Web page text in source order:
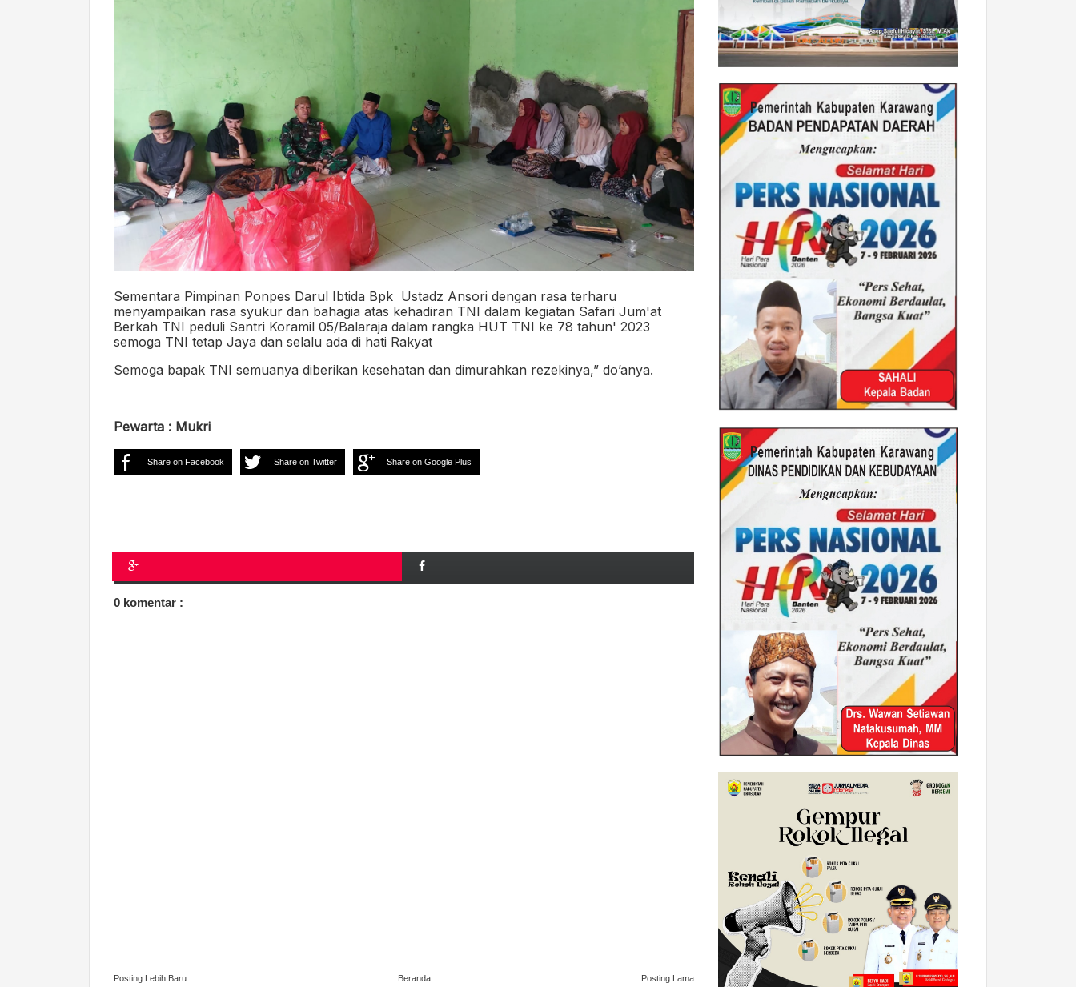
Sementara Pimpinan Ponpes Darul Ibtida Bpk Ustadz Ansori dengan rasa terharu
menyampaikan rasa syukur dan bahagia atas kehadiran TNI dalam kegiatan Safari Jum'at
Berkah TNI peduli Santri Koramil 05/Balaraja dalam rangka HUT TNI ke 78 tahun' 2023
semoga TNI tetap Jaya dan selalu ada di hati Rakyat
Semoga bapak TNI semuanya diberikan kesehatan dan dimurahkan rezekinya,” do’anya.
Pewarta : Mukri
Share on Facebook Share on Twitter Share on Google Plus
0 komentar :
Posting Lebih Baru Posting Lama
Beranda